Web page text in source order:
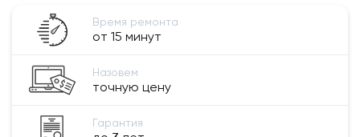
Время ремонта
от 15 минут
Назовем
точную цену
Гарантия